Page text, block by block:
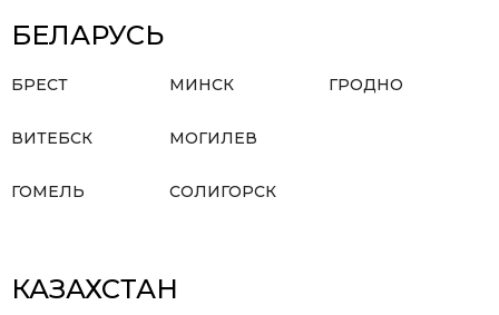
БЕЛАРУСЬ
БРЕСТ
ВИТЕБСК
ГОМЕЛЬ
МИНСК
МОГИЛЕВ
СОЛИГОРСК
ГРОДНО
КАЗАХСТАН